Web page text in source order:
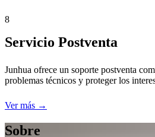
8
Servicio Postventa
Junhua ofrece un soporte postventa
problemas técnicos y proteger los
Ver más →
Sobre